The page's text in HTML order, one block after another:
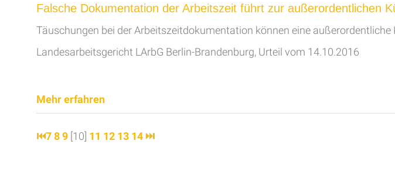
Falsche Dokumentation der Arbeitszeit führt zur außerordentlichen
Täuschungen bei der Arbeitszeitdokumentation können eine außerordentliche
Landesarbeitsgericht LArbG Berlin-Brandenburg, Urteil vom 14.10.2016
Mehr erfahren
⏮789 [10] 11 12 13 14⏭